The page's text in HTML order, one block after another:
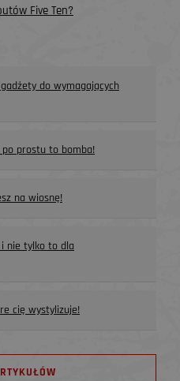
Five Ten?
do wymagających
po prostu to bomba!
na wiosnę!
i nie tylko to dla
cię wystylizuje!